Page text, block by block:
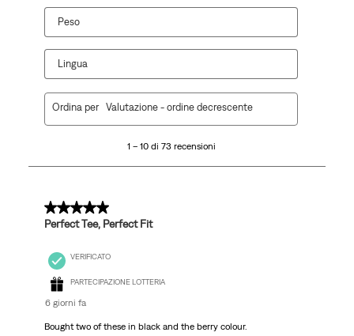
Peso
Lingua
73
1 – 10 di 73 recensioni
Ordina per Valutazione - ordine decrescente
5 su 5 stelle.
Perfect Tee, Perfect Fit
VERIFICATO
PARTECIPAZIONE LOTTERIA
6 giorni fa
Bought two of these in black and the berry colour.